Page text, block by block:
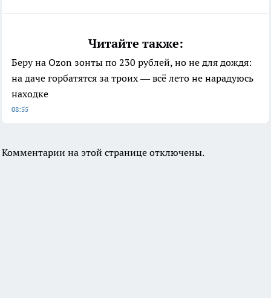
Читайте также:
Беру на Ozon зонты по 230 рублей, но не для дождя:
на даче горбатятся за троих — всё лето не нарадуюсь
находке
08:55
Комментарии на этой странице отключены.